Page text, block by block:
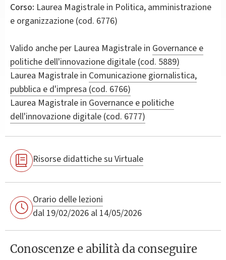
Corso: Laurea Magistrale in Politica, amministrazione
e organizzazione (cod. 6776)
Valido anche per Laurea Magistrale in Governance e
politiche dell'innovazione digitale (cod. 5889)
Laurea Magistrale in Comunicazione giornalistica,
pubblica e d'impresa (cod. 6766)
Laurea Magistrale in Governance e politiche
dell'innovazione digitale (cod. 6777)
Risorse didattiche su Virtuale
Orario delle lezioni
dal 19/02/2026 al 14/05/2026
Conoscenze e abilità da conseguire